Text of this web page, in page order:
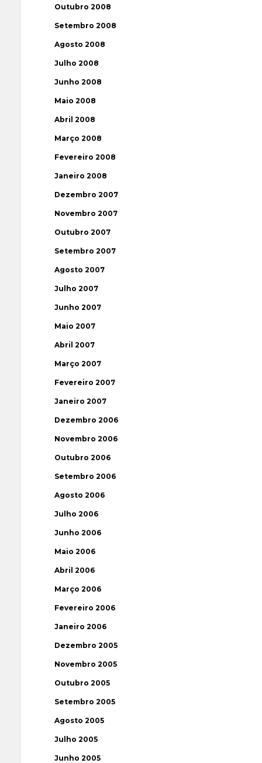
Outubro 2008
Setembro 2008
Agosto 2008
Julho 2008
Junho 2008
Maio 2008
Abril 2008
Março 2008
Fevereiro 2008
Janeiro 2008
Dezembro 2007
Novembro 2007
Outubro 2007
Setembro 2007
Agosto 2007
Julho 2007
Junho 2007
Maio 2007
Abril 2007
Março 2007
Fevereiro 2007
Janeiro 2007
Dezembro 2006
Novembro 2006
Outubro 2006
Setembro 2006
Agosto 2006
Julho 2006
Junho 2006
Maio 2006
Abril 2006
Março 2006
Fevereiro 2006
Janeiro 2006
Dezembro 2005
Novembro 2005
Outubro 2005
Setembro 2005
Agosto 2005
Julho 2005
Junho 2005